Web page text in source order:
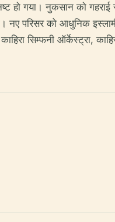
गया। नुकसान को गहराई
परिसर को आधुनिक इस्लामी
सिम्फनी ऑर्केस्ट्रा,